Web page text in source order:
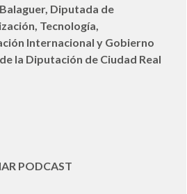
Diputada de
Tecnología,
Internacional y Gobierno
la Diputación de Ciudad Real
PODCAST